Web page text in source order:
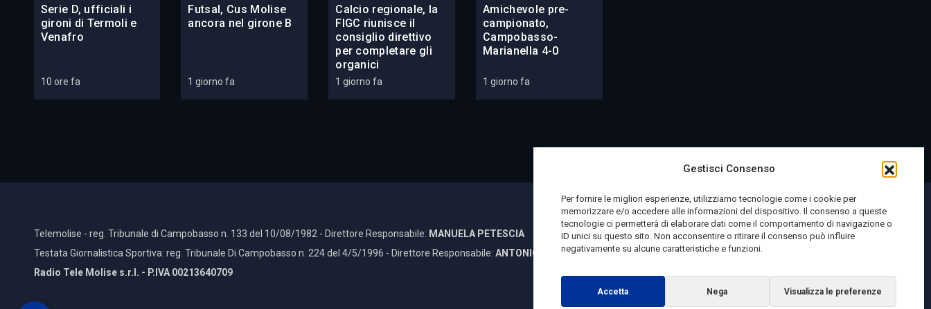
Gestisci Consenso
Per fornire le migliori esperienze, utilizziamo tecnologie come i cookie per
memorizzare e/o accedere alle informazioni del dispositivo. Il consenso a queste
tecnologie ci permetterà di elaborare dati come il comportamento di navigazione o
ID unici su questo sito. Non acconsentire o ritirare il consenso può influire
negativamente su alcune caratteristiche e funzioni.
Accetta Nega Visualizza le preferenze
Serie D, ufficiali i
gironi di Termoli e
Venafro
10 ore fa
Futsal, Cus Molise
ancora nel girone B
1 giorno fa
Calcio regionale, la
FIGC riunisce il
consiglio direttivo
per completare gli
organici
1 giorno fa
Amichevole pre-
campionato,
Campobasso-
Marianella 4-0
1 giorno fa
Telemolise - reg. Tribunale di Campobasso n. 133 del 10/08/1982 - Direttore Responsabile: MANUELA PETESCIA
Testata Giornalistica Sportiva: reg. Tribunale Di Campobasso n. 224 del 4/5/1996 - Direttore Responsabile: ANTONIO DI LALLO
Radio Tele Molise s.r.l. - P.IVA 00213640709